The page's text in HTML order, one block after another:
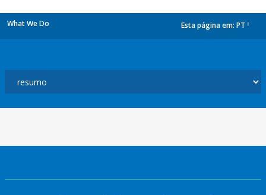
What We Do Esta página em: PT